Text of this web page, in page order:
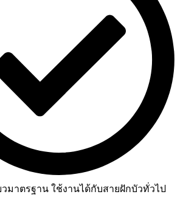
วมาตรฐาน ใช้งานได้กับสายฝักบัวทั่วไป